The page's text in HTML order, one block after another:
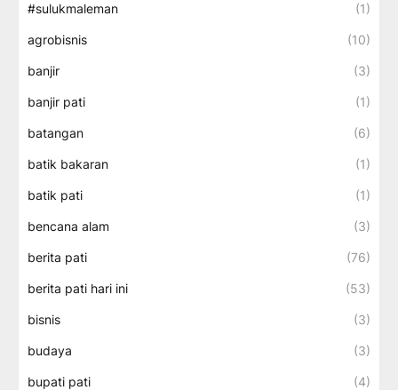
#sulukmaleman (1)
agrobisnis (10)
banjir (3)
banjir pati (1)
batangan (6)
batik bakaran (1)
batik pati (1)
bencana alam (3)
berita pati (76)
berita pati hari ini (53)
bisnis (3)
budaya (3)
bupati pati (4)